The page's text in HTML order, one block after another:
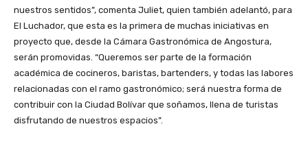
nuestros sentidos”, comenta Juliet, quien también adelantó, para
El Luchador, que esta es la primera de muchas iniciativas en
proyecto que, desde la Cámara Gastronómica de Angostura,
serán promovidas. “Queremos ser parte de la formación
académica de cocineros, baristas, bartenders, y todas las labores
relacionadas con el ramo gastronómico; será nuestra forma de
contribuir con la Ciudad Bolívar que soñamos, llena de turistas
disfrutando de nuestros espacios”.